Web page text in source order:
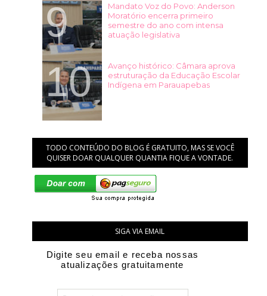
Mandato Voz do Povo: Anderson
Moratório encerra primeiro
semestre do ano com intensa
atuação legislativa
Avanço histórico: Câmara aprova
estruturação da Educação Escolar
Indígena em Parauapebas
TODO CONTEÚDO DO BLOG É GRATUITO, MAS SE VOCÊ
QUISER DOAR QUALQUER QUANTIA FIQUE A VONTADE.
SIGA VIA EMAIL
Digite seu email e receba nossas
atualizações gratuitamente